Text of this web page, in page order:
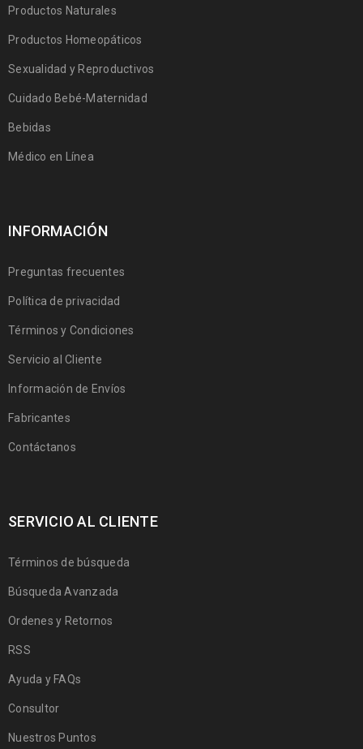
Productos Naturales
Productos Homeopáticos
Sexualidad y Reproductivos
Cuidado Bebé-Maternidad
Bebidas
Médico en Línea
INFORMACIÓN
Preguntas frecuentes
Política de privacidad
Términos y Condiciones
Servicio al Cliente
Información de Envíos
Fabricantes
Contáctanos
SERVICIO AL CLIENTE
Términos de búsqueda
Búsqueda Avanzada
Ordenes y Retornos
RSS
Ayuda y FAQs
Consultor
Nuestros Puntos